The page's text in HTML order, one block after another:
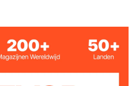
De kleur zwart
gaas